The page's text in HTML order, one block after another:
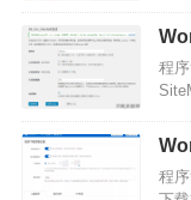
率
的
重
效…
程
件
插
下
程